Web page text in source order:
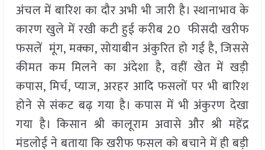
अंचल में बारिश का दौर अभी भी जारी है। स्थानाभाव के
कारण खुले में रखी कटी हुई करीब 20 फीसदी खरीफ
फसलें मूंग, मक्का, सोयाबीन अंकुरित हो गई है, जिससे
कीमत कम मिलने का अंदेशा है, वहीं खेत में खड़ी
कपास, मिर्च, प्याज, अरहर आदि फसलों पर भी बारिश
होने से संकट बढ़ गया है। कपास में भी अंकुरण देखा
गया है। किसान श्री कालूराम अवासे और श्री महेंद्र
मंडलोई ने बताया कि खरीफ फसल को बचाने में ही बड़ी